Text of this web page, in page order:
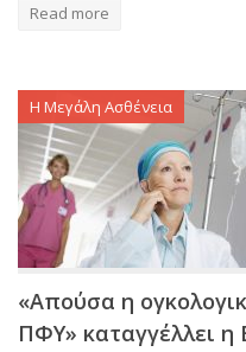
Read more
Η Μεγάλη Ασθένεια
«Απούσα η
ΠΦΥ» καταγγέλλει η